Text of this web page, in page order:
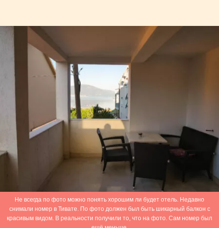
Не всегда по фото можно понять хорошим ли будет отель. Недавно
снимали номер в Тивате. По фото должен был быть шикарный балкон с
красивым видом. В реальности получили то, что на фото. Сам номер был